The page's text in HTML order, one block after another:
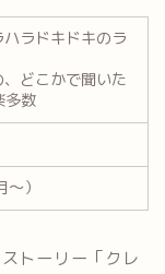
ラドキドキのラ
どこかで聞いた
多数
）
トーリー「クレ